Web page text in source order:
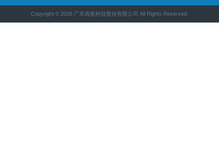
Copyright © 2026 广东高瓷科技股份有限公司 All Rights Reserved.